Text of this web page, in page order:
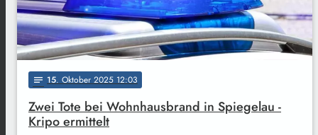
notes 15. Oktober 2025 12:03
Zwei Tote bei Wohnhausbrand in Spiegelau -
Kripo ermittelt